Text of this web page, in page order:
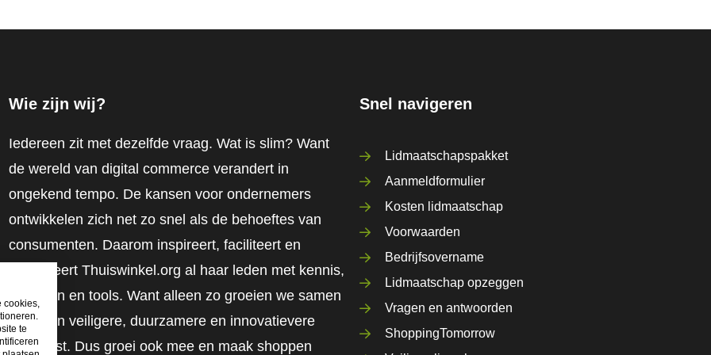
Wie zijn wij?
Iedereen zit met dezelfde vraag. Wat is slim? Want
de wereld van digital commerce verandert in
ongekend tempo. De kansen voor ondernemers
ontwikkelen zich net zo snel als de behoeftes van
consumenten. Daarom inspireert, faciliteert en
mobiliseert Thuiswinkel.org al haar leden met kennis,
inzichten en tools. Want alleen zo groeien we samen
naar een veiligere, duurzamere en innovatievere
toekomst. Dus groei ook mee en maak shoppen
Snel navigeren
Lidmaatschapspakket
Aanmeldformulier
Kosten lidmaatschap
Voorwaarden
Bedrijfsovername
Lidmaatschap opzeggen
Vragen en antwoorden
ShoppingTomorrow
cookies,
te